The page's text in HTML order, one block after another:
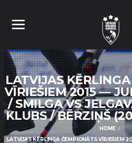
LATVIJAS
VĪRIEŠIEM 2015 —
/ SMILGA VS
KLUBS / BĒRZIŅŠ
HOME
LATVIJAS KĒRLINGA ČEMPIONĀTS VĪRIEŠIEM